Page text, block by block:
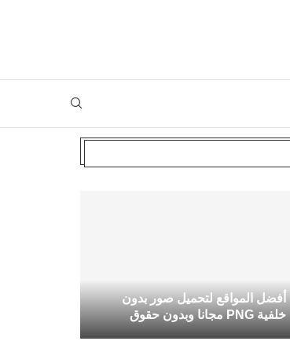
أفضل المواقع لتحميل صور بدون
خلفية PNG مجانا وبدون حقوق